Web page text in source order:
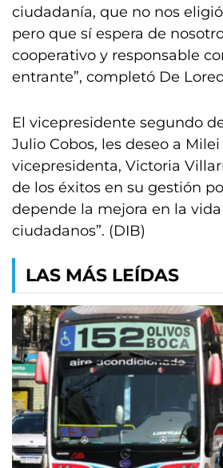
ciudadanía, que no nos
pero que sí espera de
cooperativo y responsable
entrante”, completó De
El vicepresidente segundo
Julio Cobos, les deseo a
vicepresidenta, Victoria
de los éxitos en su gestión
depende la mejora en la
ciudadanos”. (DIB)
LAS MÁS LEÍDAS